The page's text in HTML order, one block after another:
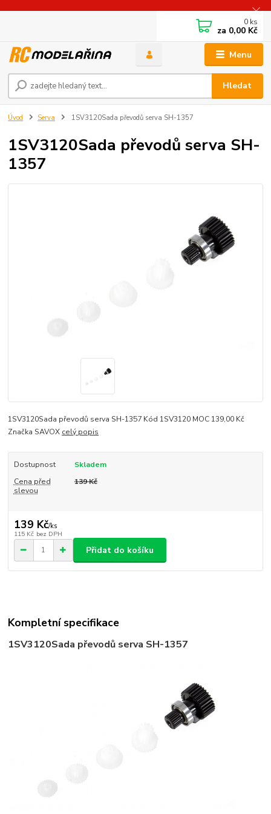
Menu
Hledat
0 ks
za 0,00 Kč
Úvod Serva 1SV3120Sada převodů serva SH-1357
1SV3120Sada převodů serva SH-
1357
1SV3120Sada převodů serva SH-1357 Kód 1SV3120 MOC 139,00 Kč
Značka SAVOX celý popis
Dostupnost
Skladem
Cena před
slevou
139 Kč
139 Kč/ks
115 Kč bez DPH
Přidat do košíku
Kompletní specifikace
1SV3120Sada převodů serva SH-1357